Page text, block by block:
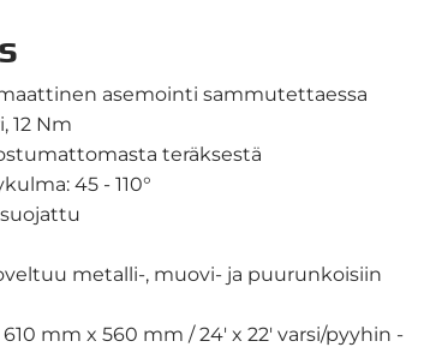
asemointi sammutettaessa
12 Nm
teräksestä
45 - 110°
suojattu
metalli-, muovi- ja puurunkoisiin
mm x 560 mm / 24' x 22' varsi/pyyhin -